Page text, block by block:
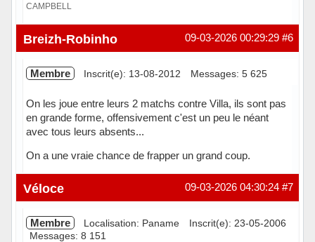
CAMPBELL
Hors ligne #6
09-03-2026 00:29:29
Breizh-Robinho
Membre Inscrit(e): 13-08-2012 Messages: 5 625
On les joue entre leurs 2 matchs contre Villa, ils sont pas
en grande forme, offensivement c'est un peu le néant
avec tous leurs absents...
On a une vraie chance de frapper un grand coup.
Hors ligne #7
09-03-2026 04:30:24
Véloce
Membre Localisation: Paname
Inscrit(e): 23-05-2006
Messages: 8 151